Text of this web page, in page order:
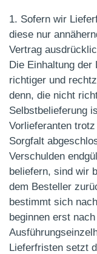
1. Sofern wir
diese nur
Vertrag
Die Einhaltung
richtiger und
denn, die nicht
Selbstbelieferung
Vorlieferanten
Sorgfalt
Verschulden
beliefern, sind wir
dem Besteller
bestimmt sich
beginnen erst
Lieferfristen setzt